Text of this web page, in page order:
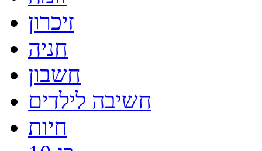
זיכרון
חניה
חשבון
חשיבה לילדים
חיות